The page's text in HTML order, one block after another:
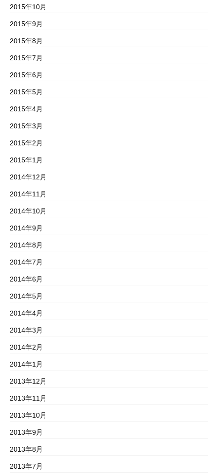
2015年10月
2015年9月
2015年8月
2015年7月
2015年6月
2015年5月
2015年4月
2015年3月
2015年2月
2015年1月
2014年12月
2014年11月
2014年10月
2014年9月
2014年8月
2014年7月
2014年6月
2014年5月
2014年4月
2014年3月
2014年2月
2014年1月
2013年12月
2013年11月
2013年10月
2013年9月
2013年8月
2013年7月